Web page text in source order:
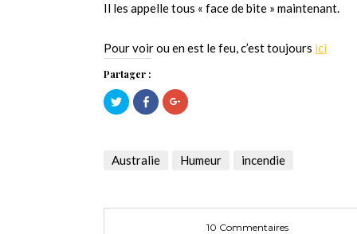
Il les appelle tous « face de bite » maintenant.
Pour voir ou en est le feu, c’est toujours ici
Partager :
Cliquez
pour
partager
une
nouvelle
Cliquez
pour
partager
une
nouvelle
Cliquez
pour
dans
une
Australie Humeur incendie
10 Commentaires